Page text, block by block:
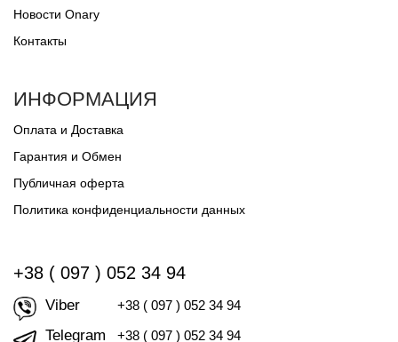
Новости Onary
Контакты
ИНФОРМАЦИЯ
Оплата и Доставка
Гарантия и Обмен
Публичная оферта
Политика конфиденциальности данных
+38 ( 097 ) 052 34 94
Viber +38 ( 097 ) 052 34 94
Telegram +38 ( 097 ) 052 34 94